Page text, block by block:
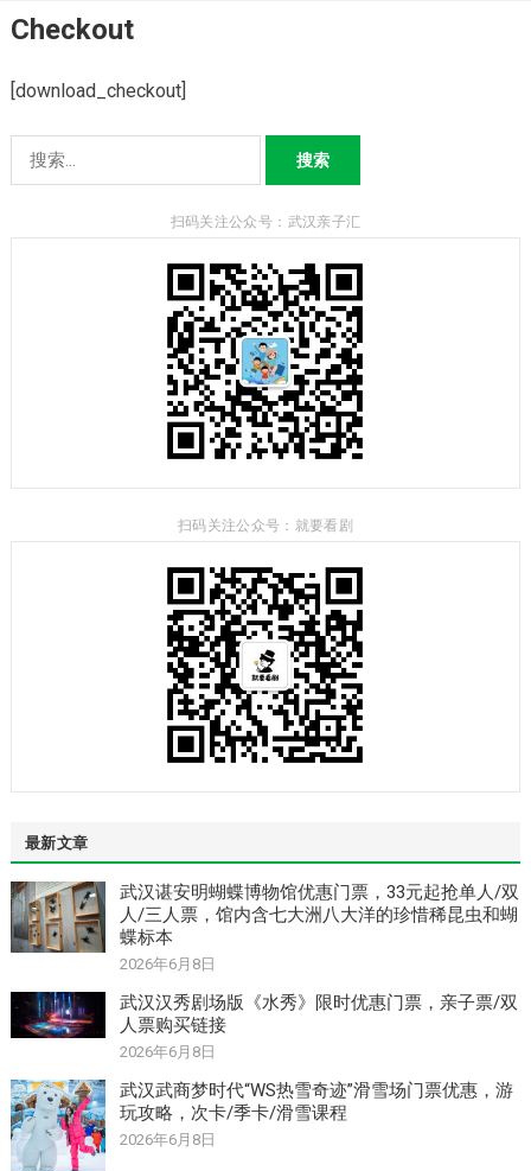
Skip
toCheckout
[download_checkout]
索：
扫码关注公众号：武汉亲子汇
扫码关注公众号：就要看剧
最新文章
武汉谌安明蝴蝶博物馆优惠门票，33元起抢单人/双
人/三人票，馆内含七大洲八大洋的珍惜稀昆虫和蝴
蝶标本
2026年6月8日
武汉汉秀剧场版《水秀》限时优惠门票，亲子票/双
人票购买链接
2026年6月8日
武汉武商梦时代“WS热雪奇迹”滑雪场门票优惠，游
玩攻略，次卡/季卡/滑雪课程
2026年6月8日